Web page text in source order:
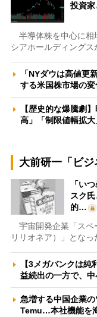
投資
半導体株を中心に相
シアホールディング
「NYダウは高値更
する米国株市場の
【歴史的な爆騰劇
高」「制限値幅拡
大前研一「ビ
「い
スク
的…
宇宙開発企業「スペ
リリオネア）」とな
【3メガバンクは
益続出の一方で、
急増する中国企業
Temu…本社機能を